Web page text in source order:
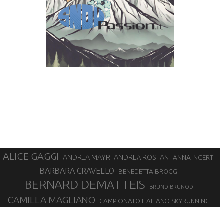
ALICE GAGGI ANDREA MAYR ANDREA ROSTAN ANNA INCERTI
BARBARA CRAVELLO BENEDETTA BROGGI
BERNARD DEMATTEIS BRUNO BRUNOD
CAMILLA MAGLIANO CAMPIONATO ITALIANO SKYRUNNING